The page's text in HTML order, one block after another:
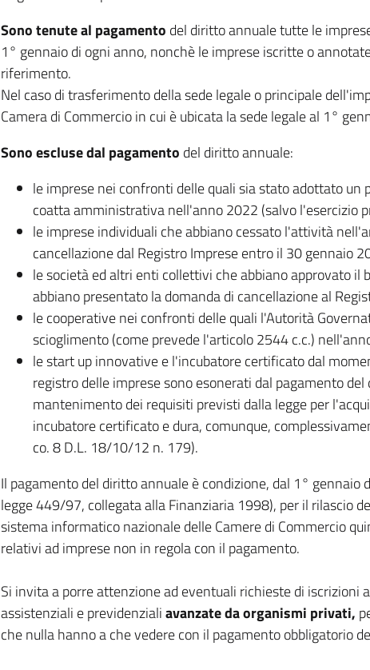
Sono tenute al pagamento del diritto annuale tutte le
1° gennaio di ogni anno, nonchè le imprese iscritte o
riferimento.
Nel caso di trasferimento della sede legale o principale
Camera di Commercio in cui è ubicata la sede legale al 1°
Sono escluse dal pagamento del diritto annuale:
le imprese nei confronti delle quali sia stato adottato
coatta amministrativa nell'anno 2022 (salvo l'esercizio
le imprese individuali che abbiano cessato l'attività
cancellazione dal Registro Imprese entro il 30 gennaio
le società ed altri enti collettivi che abbiano approvato
abbiano presentato la domanda di cancellazione al
le cooperative nei confronti delle quali l'Autorità
scioglimento (come prevede l'articolo 2544 c.c.)
le start up innovative e l'incubatore certificato dal
registro delle imprese sono esonerati dal pagamento
mantenimento dei requisiti previsti dalla legge per
incubatore certificato e dura, comunque,
co. 8 D.L. 18/10/12 n. 179).
Il pagamento del diritto annuale è condizione, dal 1°
legge 449/97, collegata alla Finanziaria 1998), per il rilascio
sistema informatico nazionale delle Camere di Commercio
relativi ad imprese non in regola con il pagamento.
Si invita a porre attenzione ad eventuali richieste di iscrizioni
assistenziali e previdenzialiavanzate da organismi privati,
che nulla hanno a che vedere con il pagamento obbligatorio